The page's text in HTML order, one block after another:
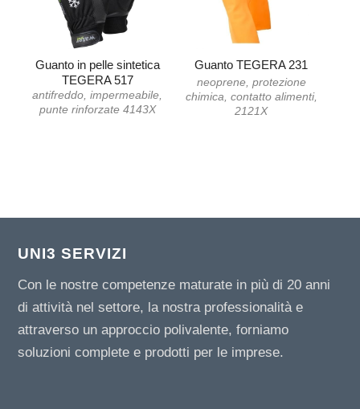
Guanto in pelle sintetica
TEGERA 517
antifreddo, impermeabile,
punte rinforzate 4143X
Guanto TEGERA 231
neoprene, protezione
chimica, contatto alimenti,
2121X
UNI3 SERVIZI
Con le nostre competenze maturate in più di 20 anni
di attività nel settore, la nostra professionalità e
attraverso un approccio polivalente, forniamo
soluzioni complete e prodotti per le imprese.